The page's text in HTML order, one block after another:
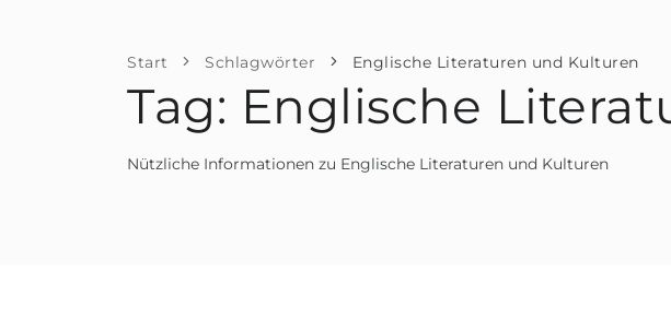
Start Schlagwörter Englische Literaturen und Kulturen
Tag: Englische
Nützliche Informationen zu Englische Literaturen und Kulturen